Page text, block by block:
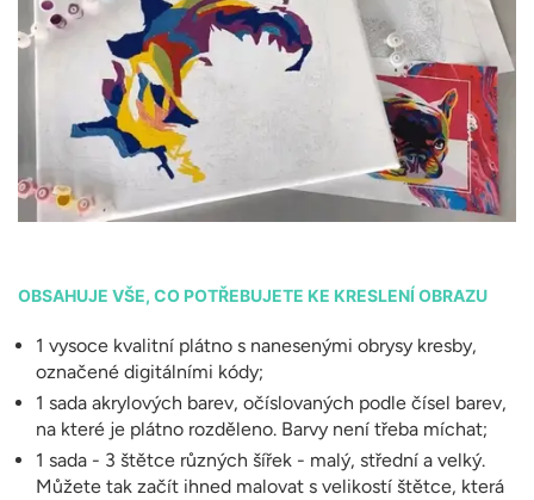
OBSAHUJE VŠE, CO POTŘEBUJETE KE KRESLENÍ OBRAZU
1 vysoce kvalitní plátno s nanesenými obrysy kresby,
označené digitálními kódy;
1 sada akrylových barev, očíslovaných podle čísel barev,
na které je plátno rozděleno. Barvy není třeba míchat;
1 sada - 3 štětce různých šířek - malý, střední a velký.
Můžete tak začít ihned malovat s velikostí štětce, která